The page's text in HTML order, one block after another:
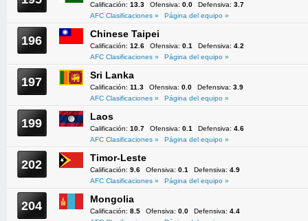
Calificación: 13.3 Ofensiva: 0.0 Defensiva: 3.7
AFC Clasificaciones »
Página del equipo »
196 Chinese Taipei
Calificación: 12.6 Ofensiva: 0.1 Defensiva: 4.2
AFC Clasificaciones »
Página del equipo »
197 Sri Lanka
Calificación: 11.3 Ofensiva: 0.0 Defensiva: 3.9
AFC Clasificaciones »
Página del equipo »
199 Laos
Calificación: 10.7 Ofensiva: 0.1 Defensiva: 4.6
AFC Clasificaciones »
Página del equipo »
202 Timor-Leste
Calificación: 9.6 Ofensiva: 0.1 Defensiva: 4.9
AFC Clasificaciones »
Página del equipo »
204 Mongolia
Calificación: 8.5 Ofensiva: 0.0 Defensiva: 4.4